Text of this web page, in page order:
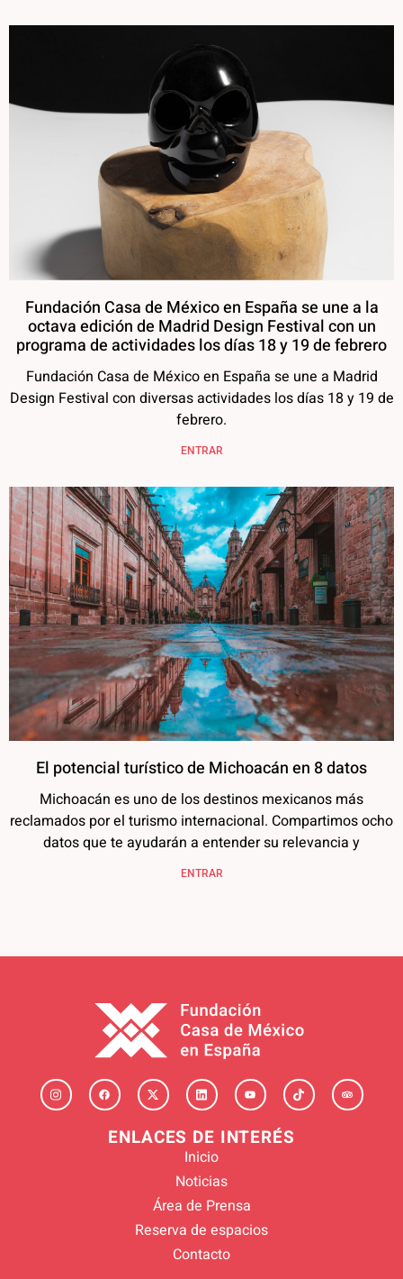
Fundación Casa de México en España se une a la
octava edición de Madrid Design Festival con un
programa de actividades los días 18 y 19 de febrero
Fundación Casa de México en España se une a Madrid
Design Festival con diversas actividades los días 18 y 19 de
febrero.
ENTRAR
El potencial turístico de Michoacán en 8 datos
Michoacán es uno de los destinos mexicanos más
reclamados por el turismo internacional. Compartimos ocho
datos que te ayudarán a entender su relevancia y
ENTRAR
ENLACES DE INTERÉS
Inicio
Noticias
Área de Prensa
Reserva de espacios
Contacto